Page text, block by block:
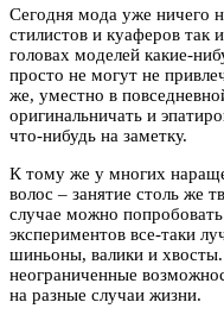
Сегодня мода уже ничего
стилистов и куаферов так
головах моделей какие-
просто не могут не
же, уместно в
оригинальничать и
что-нибудь на заметку.
К тому же у многих
волос – занятие столь же
случае можно
экспериментов все-таки
шиньоны, валики и
неограниченные
на разные случаи жизни.